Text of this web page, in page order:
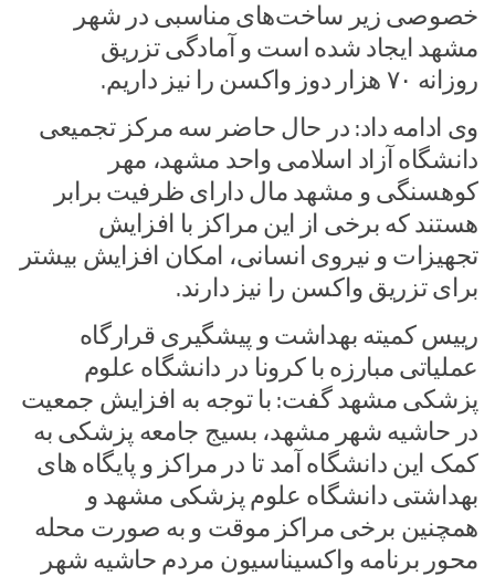
خصوصی زیر ساخت‌های مناسبی در شهر
مشهد ایجاد شده است و آمادگی تزریق
روزانه ۷۰ هزار دوز واکسن را نیز داریم.
وی ادامه داد: در حال حاضر سه مرکز تجمیعی
دانشگاه آزاد اسلامی واحد مشهد، مهر
کوهسنگی و مشهد مال دارای ظرفیت برابر
هستند که برخی از این مراکز با افزایش
تجهیزات و نیروی انسانی، امکان افزایش بیشتر
برای تزریق واکسن را نیز دارند.
رییس کمیته بهداشت و پیشگیری قرارگاه
عملیاتی مبارزه با کرونا در دانشگاه علوم
پزشکی مشهد گفت: با توجه به افزایش جمعیت
در حاشیه شهر مشهد، بسیج جامعه پزشکی به
کمک این دانشگاه آمد تا در مراکز و پایگاه های
بهداشتی دانشگاه علوم پزشکی مشهد و
همچنین برخی مراکز موقت و به صورت محله
محور برنامه واکسیناسیون مردم حاشیه شهر